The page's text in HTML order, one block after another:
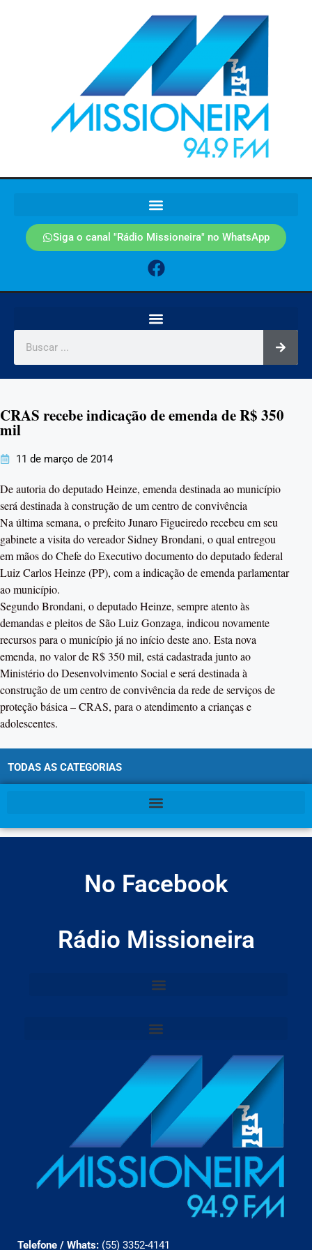
Siga o canal "Rádio Missioneira" no WhatsApp
CRAS recebe indicação de emenda de R$ 350
mil
11 de março de 2014
De autoria do deputado Heinze, emenda destinada ao município
será destinada à construção de um centro de convivência
Na última semana, o prefeito Junaro Figueiredo recebeu em seu
gabinete a visita do vereador Sidney Brondani, o qual entregou
em mãos do Chefe do Executivo documento do deputado federal
Luiz Carlos Heinze (PP), com a indicação de emenda parlamentar
ao município.
Segundo Brondani, o deputado Heinze, sempre atento às
demandas e pleitos de São Luiz Gonzaga, indicou novamente
recursos para o município já no início deste ano. Esta nova
emenda, no valor de R$ 350 mil, está cadastrada junto ao
Ministério do Desenvolvimento Social e será destinada à
construção de um centro de convivência da rede de serviços de
proteção básica – CRAS, para o atendimento a crianças e
adolescentes.
TODAS AS CATEGORIAS
No Facebook
Rádio Missioneira
Telefone / Whats: (55) 3352-4141